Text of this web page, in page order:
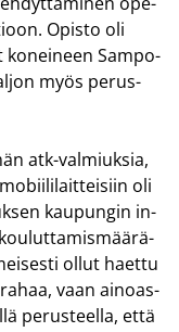
Opis­to oli
ko­nei­neen Sam­po­
myös pe­rus­
atk-​valmiuksia,
oli
kau­pun­gin in­
ollut haet­tu
vaan ai­noas­
pe­rus­teel­la, että